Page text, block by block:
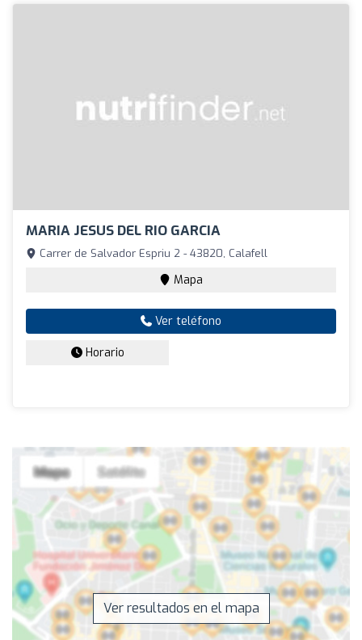
MARIA JESUS DEL RIO GARCIA
Carrer de Salvador Espriu 2 - 43820, Calafell
Mapa
Ver teléfono
Horario
Ver resultados en el mapa